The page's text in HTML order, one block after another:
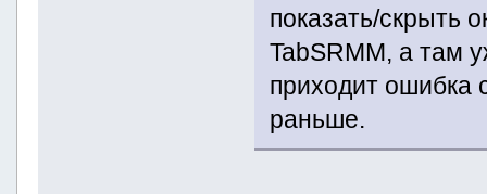
показать/скрыть
TabSRMM, а там
приходит ошибка
раньше.